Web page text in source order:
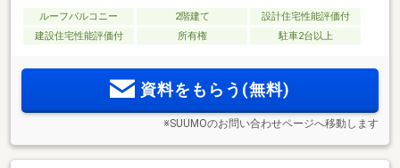
ルーフバルコニー 2階建て
設計住宅性能評価付
建設住宅性能評価付
所有権 駐車2台以上
資料をもらう(無料)
※SUUMOのお問い合わせページへ移動します